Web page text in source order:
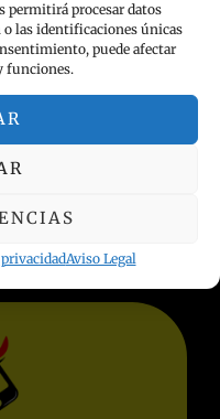
permitirá procesar datos
las identificaciones únicas
puede afectar
funciones.
Aviso Legal